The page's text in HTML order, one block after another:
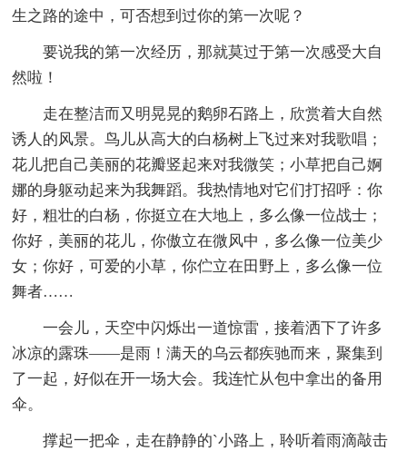
生之路的途中，可否想到过你的第一次呢？
要说我的第一次经历，那就莫过于第一次感受大自
然啦！
走在整洁而又明晃晃的鹅卵石路上，欣赏着大自然
诱人的风景。鸟儿从高大的白杨树上飞过来对我歌唱；
花儿把自己美丽的花瓣竖起来对我微笑；小草把自己婀
娜的身躯动起来为我舞蹈。我热情地对它们打招呼：你
好，粗壮的白杨，你挺立在大地上，多么像一位战士；
你好，美丽的花儿，你傲立在微风中，多么像一位美少
女；你好，可爱的小草，你伫立在田野上，多么像一位
舞者……
一会儿，天空中闪烁出一道惊雷，接着洒下了许多
冰凉的露珠——是雨！满天的乌云都疾驰而来，聚集到
了一起，好似在开一场大会。我连忙从包中拿出的备用
伞。
撑起一把伞，走在静静的`小路上，聆听着雨滴敲击